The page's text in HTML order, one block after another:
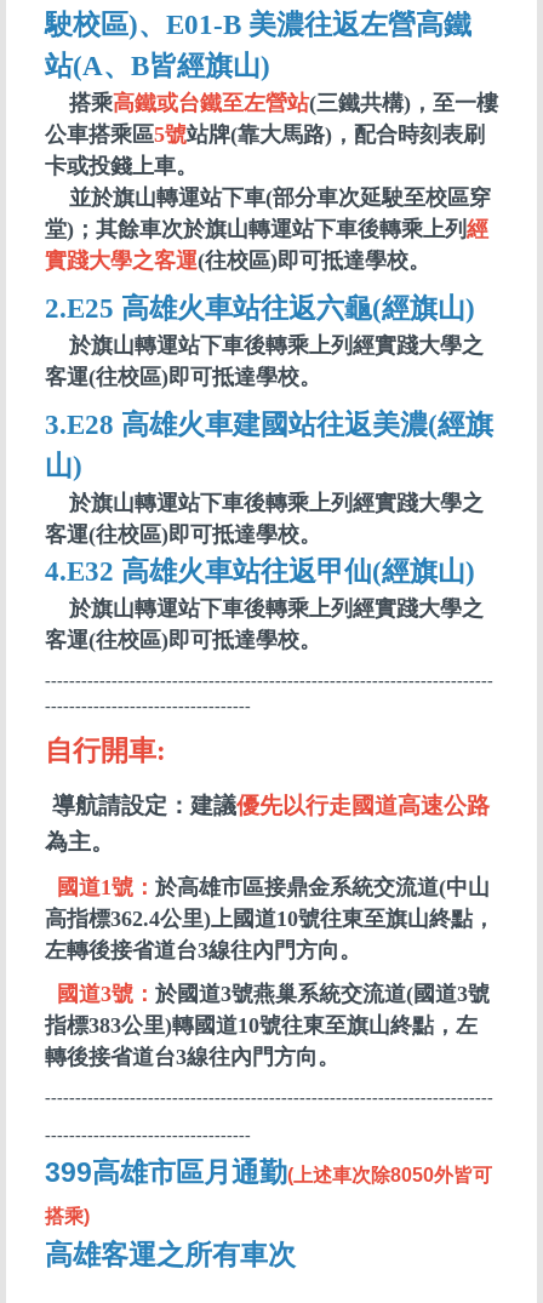
駛校區)、E01-B 美濃往返左營高鐵
站(A、B皆經旗山)
搭乘高鐵或台鐵至左營站(三鐵共構)，至一樓
公車搭乘區5號站牌(靠大馬路)，配合時刻表刷
卡或投錢上車。
並於旗山轉運站下車(部分車次延駛至校區穿
堂)；其餘車次於旗山轉運站下車後轉乘上列 經
實踐大學之客運(往校區)即可抵達學校。
2.E25 高雄火車站往返六龜(經旗山)
於旗山轉運站下車後轉乘上列經實踐大學之
客運(往校區)即可抵達學校。
3.E28 高雄火車建國站往返美濃(經旗
山)
於旗山轉運站下車後轉乘上列經實踐大學之
客運(往校區)即可抵達學校。
4.E32 高雄火車站往返甲仙(經旗山)
於旗山轉運站下車後轉乘上列經實踐大學之
客運(往校區)即可抵達學校。
--------------------------------------------------------------------------
----------------------------------
自行開車:
導航請設定：建議優先以行走國道高速公路
為主。
國道1號： 於高雄市區接鼎金系統交流道(中山
高指標362.4公里)上國道10號往東至旗山終點，
左轉後接省道台3線往內門方向。
國道3號： 於國道3號燕巢系統交流道(國道3號
指標383公里)轉國道10號往東至旗山終點，左
轉後接省道台3線往內門方向。
--------------------------------------------------------------------------
----------------------------------
399高雄市區月通勤( 上述車次除8050外皆可
搭乘)
高雄客運之所有車次